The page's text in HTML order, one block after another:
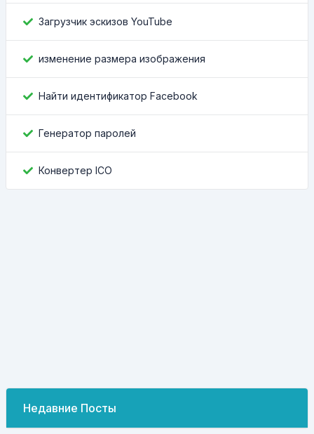
Загрузчик эскизов YouTube
изменение размера изображения
Найти идентификатор Facebook
Генератор паролей
Конвертер ICO
Недавние Посты